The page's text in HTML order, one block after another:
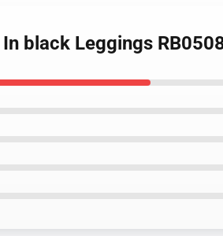
black Leggings